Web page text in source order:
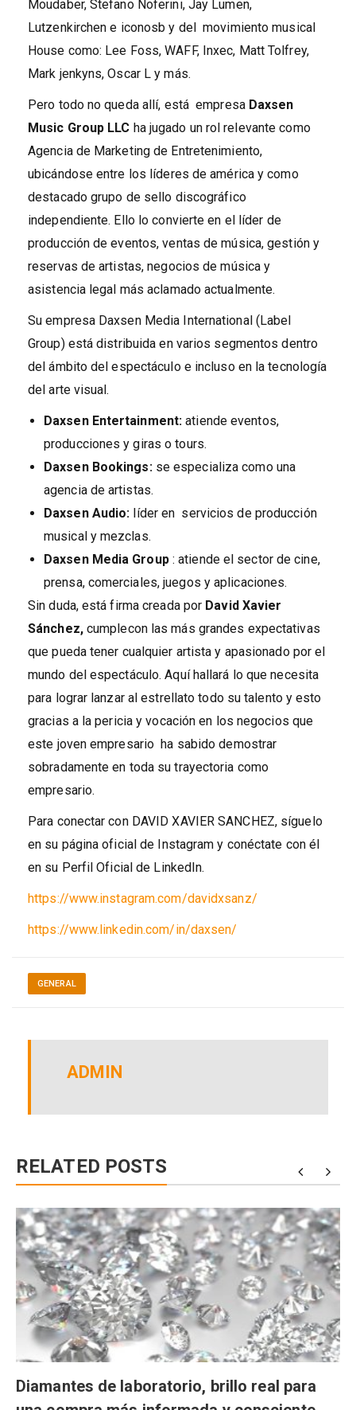
Moudaber, Stefano Noferini, Jay Lumen,
Lutzenkirchen e iconosb y del movimiento musical
House como: Lee Foss, WAFF, Inxec, Matt Tolfrey,
Mark jenkyns, Oscar L y más.
Pero todo no queda allí, está empresaDaxsen
Music Group LLC ha jugado un rol relevante como
Agencia de Marketing de Entretenimiento,
ubicándose entre los líderes de américa y como
destacado grupo de sello discográfico
independiente. Ello lo convierte en el líder de
producción de eventos, ventas de música, gestión y
reservas de artistas, negocios de música y
asistencia legal más aclamado actualmente.
Su empresa Daxsen Media International (Label
Group) está distribuida en varios segmentos dentro
del ámbito del espectáculo e incluso en la tecnología
del arte visual.
Daxsen Entertainment: atiende eventos,
producciones y giras o tours.
Daxsen Bookings:se especializa como una
agencia de artistas.
Daxsen Audio: líder en servicios de producción
musical y mezclas.
Daxsen Media Group: atiende el sector de cine,
prensa, comerciales, juegos y aplicaciones.
Sin duda, está firma creada por David Xavier
Sánchez, cumplecon las más grandes expectativas
que pueda tener cualquier artista y apasionado por el
mundo del espectáculo. Aquí hallará lo que necesita
para lograr lanzar al estrellato todo su talento y esto
gracias a la pericia y vocación en los negocios que
este joven empresario ha sabido demostrar
sobradamente en toda su trayectoria como
empresario.
Para conectar con DAVID XAVIER SANCHEZ, síguelo
en su página oficial de Instagram y conéctate con él
en su Perfil Oficial de LinkedIn.
https://www.instagram.com/davidxsanz/
https://www.linkedin.com/in/daxsen/
GENERAL
ADMIN
RELATED POSTS
Diamantes de laboratorio, brillo real para